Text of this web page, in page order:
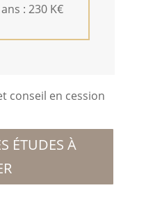
: 230 K€
ÉTUDES À